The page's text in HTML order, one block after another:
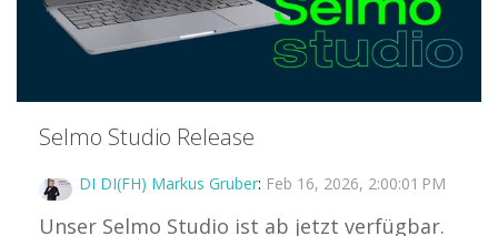
Selmo Studio Release
DI DI(FH) Markus Gruber: Feb 16, 2026, 2:00:01 PM
Unser Selmo Studio ist ab jetzt verfügbar.